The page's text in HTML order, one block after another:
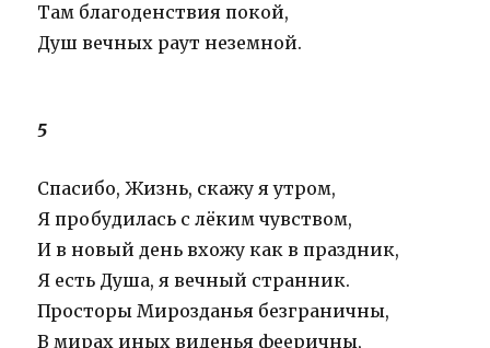
Там благоденствия покой,
Душ вечных раут неземной.
5
Спасибо, Жизнь, скажу я утром,
Я пробудилась с лёким чувством,
И в новый день вхожу как в праздник,
Я есть Душа, я вечный странник.
Просторы Мирозданья безграничны,
В мирах иных виденья фееричны,